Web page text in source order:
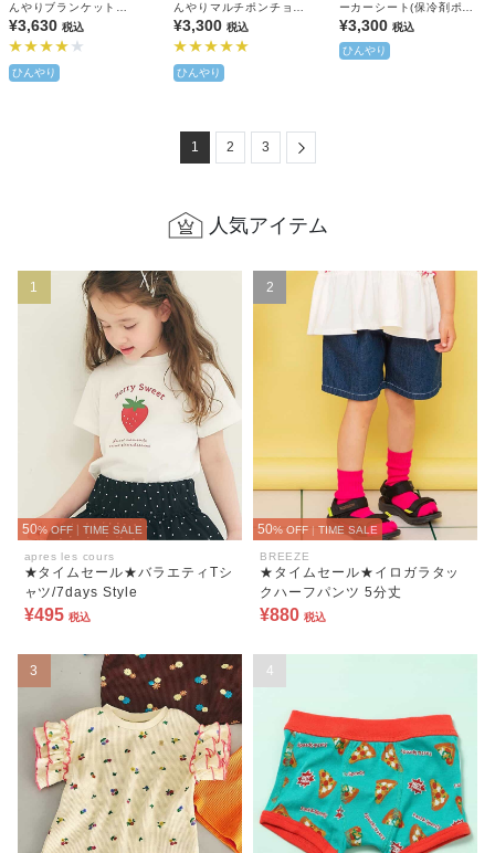
んやりブランケット
(2WAY)
¥3,630 税込
ひんやり
んやりマルチポンチョ
(3WAY)
¥3,300税込
ひんやり
ーカーシート(保冷剤ポケ
ット付き)
¥3,300 税込
ひんやり
1 2 3 Next
人気アイテム
1
50% OFF TIME SALE
apres les cours
★タイムセール★バラエティTシ
ャツ/7days Style
¥495 税込
2
50% OFF TIME SALE
BREEZE
★タイムセール★イロガラタッ
クハーフパンツ 5分丈
¥880 税込
3 4